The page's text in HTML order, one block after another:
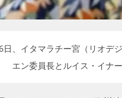
日、イタマラチー宮（リオデ
エン委員長とルイス・イナ